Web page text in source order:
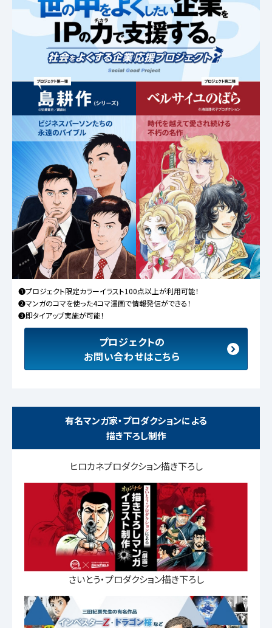
❶プロジェクト限定カラーイラスト100点以上が利用可能！
❷マンガのコマを使った4コマ漫画で情報発信ができる！
❸即タイアップ実施が可能！
プロジェクトの
お問い合わせはこちら
有名マンガ家・プロダクションによる
描き下ろし制作
ヒロカネプロダクション描き下ろし
さいとう・プロダクション描き下ろし